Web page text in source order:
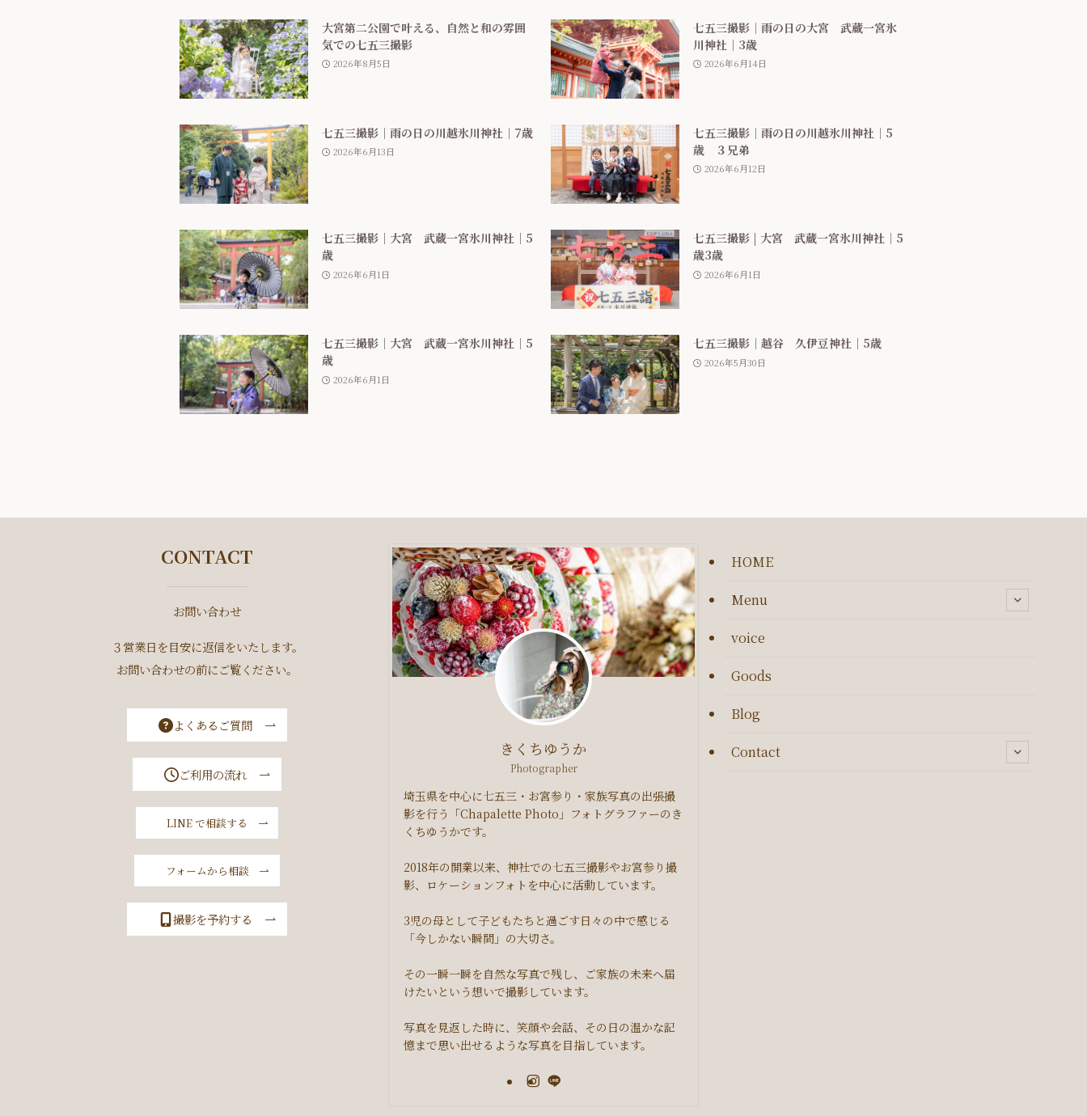
大宮第二公園で叶える、自然と和の雰囲
気での七五三撮影
2026年8月5日
七五三撮影｜雨の日の大宮 武蔵一宮氷
川神社｜3歳
2026年6月14日
七五三撮影｜雨の日の川越氷川神社｜7歳
2026年6月13日
七五三撮影｜雨の日の川越氷川神社｜5
歳 ３兄弟
2026年6月12日
七五三撮影｜大宮 武蔵一宮氷川神社｜5
歳
2026年6月1日
七五三撮影 | 大宮 武蔵一宮氷川神社｜5
歳3歳
2026年6月1日
七五三撮影｜大宮 武蔵一宮氷川神社｜5
歳
2026年6月1日
七五三撮影｜越谷 久伊豆神社｜5歳
2026年5月30日
CONTACT
お問い合わせ
３営業日を目安に返信をいたします。
お問い合わせの前にご覧ください。
よくあるご質問
ご利用の流れ
LINE で相談する
フォームから相談
撮影を予約する
きくちゆうか
Photographer
埼玉県を中心に七五三・お宮参り・家族写真の出張撮
影を行う「Chapalette Photo」フォトグラファーのき
くちゆうかです。
2018年の開業以来、神社での七五三撮影やお宮参り撮
影、ロケーションフォトを中心に活動しています。
3児の母として子どもたちと過ごす日々の中で感じる
「今しかない瞬間」の大切さ。
その一瞬一瞬を自然な写真で残し、ご家族の未来へ届
けたいという想いで撮影しています。
写真を見返した時に、笑顔や会話、その日の温かな記
憶まで思い出せるような写真を目指しています。
HOME
Menu
voice
Goods
Blog
Contact